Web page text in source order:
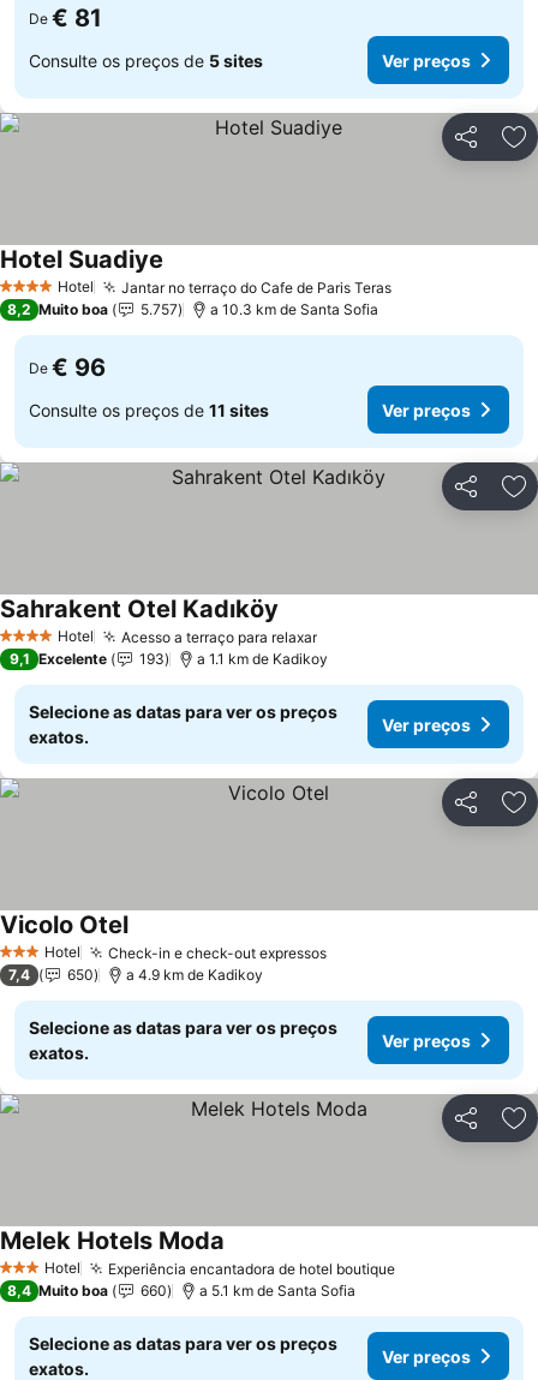
De € 81
Consulte os preços de 5 sites Ver preços
Partilhar
4 EstrelasHotel Jantar no terraço do Cafe de Paris Teras
Hotel Suadiye
8,2 Muito boa 5.757 a 10.3 km de Santa Sofia
De € 96
Consulte os preços de 11 sites Ver preços
Partilhar
4 EstrelasHotel Acesso a terraço para relaxar
Sahrakent Otel Kadıköy
9,1 Excelente 193 a 1.1 km de Kadikoy
Selecione as datas para ver os preços
exatos.
Ver preços
Partilhar
3 EstrelasHotel Check-in e check-out expressos
Vicolo Otel
7,4 650 a 4.9 km de Kadikoy
Selecione as datas para ver os preços
exatos.
Ver preços
Partilhar
3 EstrelasHotel Experiência encantadora de hotel boutique
Melek Hotels Moda
8,4 Muito boa 660 a 5.1 km de Santa Sofia
Selecione as datas para ver os preços
exatos.
Ver preços